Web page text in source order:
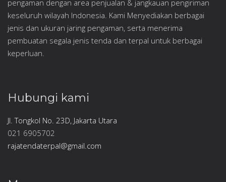
pengaman dengan area penjualan & jangkauan pengiriman
keseluruh wilayah Indonesia. Kami Menyediakan berbagai
jenis dan ukuran jaring pengaman, serta menerima
pembuatan segala jenis tenda dan terpal untuk berbagai
keperluan.
Hubungi kami
Jl. Tongkol No. 23D, Jakarta Utara
021 6905702
rajatendaterpal@gmail.com